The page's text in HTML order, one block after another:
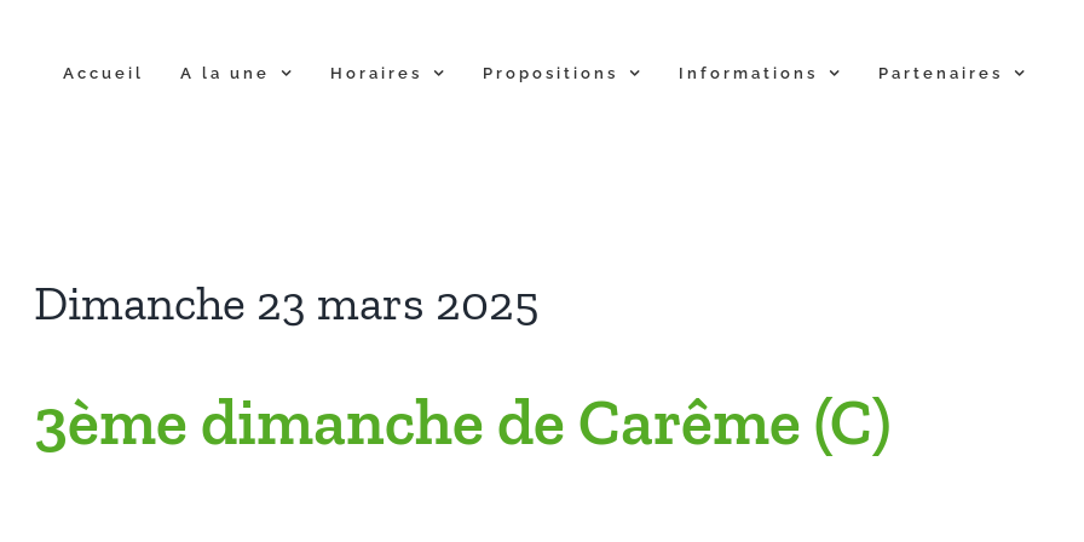
Accueil A la une Horaires Propositions Informations Partenaires
Dimanche 23 mars 2025
3ème dimanche de Carême (C)